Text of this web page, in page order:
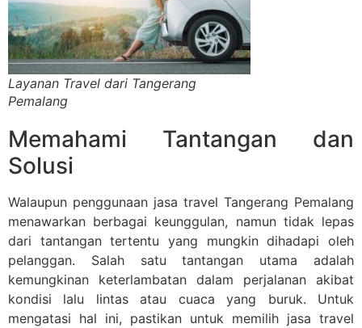
Layanan Travel dari Tangerang
Pemalang
Memahami Tantangan dan
Solusi
Walaupun penggunaan jasa travel Tangerang Pemalang
menawarkan berbagai keunggulan, namun tidak lepas
dari tantangan tertentu yang mungkin dihadapi oleh
pelanggan. Salah satu tantangan utama adalah
kemungkinan keterlambatan dalam perjalanan akibat
kondisi lalu lintas atau cuaca yang buruk. Untuk
mengatasi hal ini, pastikan untuk memilih jasa travel